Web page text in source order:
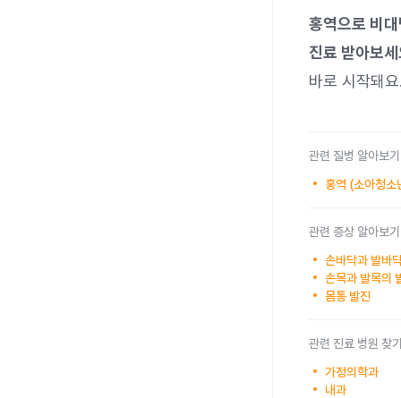
홍역으로 비
진료 받아보
바로 시작돼
관련 질병 알아보기
홍역 (소아청소
관련 증상 알아보기
손바닥과 발바
손목과 발목의
몸통 발진
관련 진료 병원 찾
가정의학과
내과